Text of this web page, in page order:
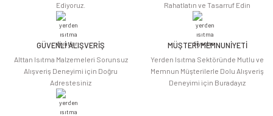
Ürün bilgilerinde hatalar bulunuyor.
Ürün fiyatı diğer sitelerden daha pahalı.
Bu ürüne benzer farklı alternatifler olmalı.
Ediyoruz.
Rahatlatın ve Tasarruf Edin
GÜVENLİ ALIŞVERİŞ
Alttan Isıtma Malzemeleri Sorunsuz
Alışveriş Deneyimi için Doğru
Adrestesiniz
MÜŞTERİ MEMNUNİYETİ
Yerden Isıtma Sektöründe Mutlu ve
Memnun Müşterilerle Dolu Alışveriş
Deneyimi için Buradayız